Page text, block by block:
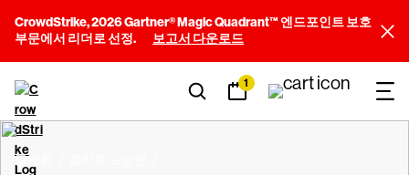
CrowdStrike, 2026 Gartner® Magic Quadrant™ 엔드포인트 보호
부문에서 리더로 선정.
보고서 다운로드
1
플랫폼